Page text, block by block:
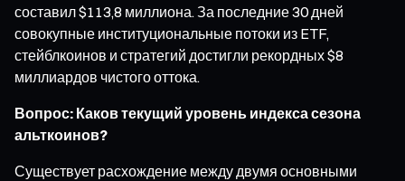
составил $113,8 миллиона. За последние 30 дней
совокупные институциональные потоки из ETF,
стейблкоинов и стратегий достигли рекордных $8
миллиардов чистого оттока.
Вопрос: Каков текущий уровень индекса сезона
альткоинов?
Существует расхождение между двумя основными